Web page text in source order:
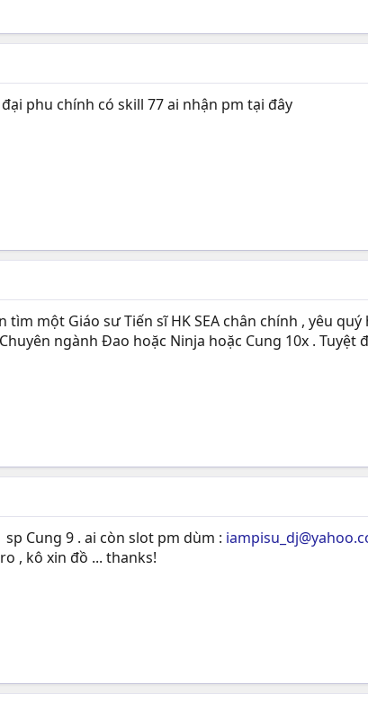
phu chính có skill 77 ai nhận pm tại đây
tìm một Giáo sư Tiến sĩ HK SEA chân chính , yêu
ngành Đao hoặc Ninja hoặc Cung 10x . Tuyệt
sp Cung 9 . ai còn slot pm dùm :
, kô xin đồ ... thanks!